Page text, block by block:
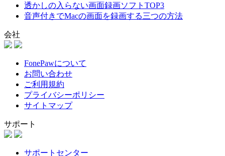
透かしの入らない画面録画ソフトTOP3
音声付きでMacの画面を録画する三つの方法
会社
FonePawについて
お問い合わせ
ご利用規約
プライバシーポリシー
サイトマップ
サポート
サポートセンター